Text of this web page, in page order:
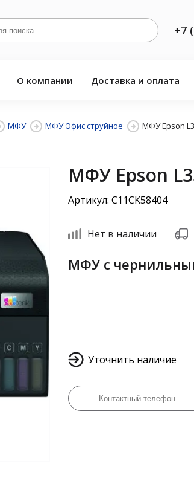
+7
О компании Доставка и оплата
МФУ МФУ Офис струйное МФУ Epson
МФУ Epson
Артикул: C11CK58404
Нет в наличии
МФУ с
Уточнить наличие